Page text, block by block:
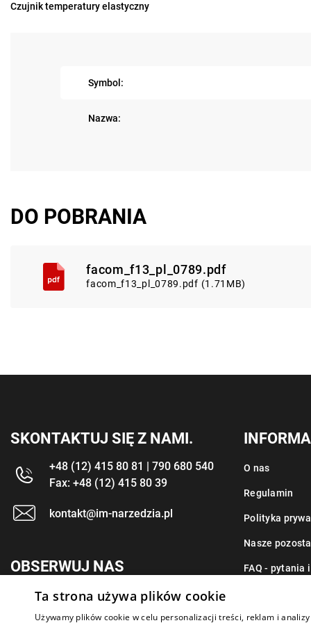
Czujnik temperatury elastyczny
Symbol:
Nazwa:
DO POBRANIA
facom_f13_pl_0789.pdf
facom_f13_pl_0789.pdf (1.71MB)
SKONTAKTUJ SIĘ Z NAMI.
+48 (12) 415 80 81 | 790 680 540
Fax: +48 (12) 415 80 39
kontakt@im-narzedzia.pl
OBSERWUJ NAS
O nas
Regulamin
Polityka
Nasze
FAQ - pytania
Ta strona używa plików cookie
Używamy plików cookie w celu personalizacji treści, reklam i